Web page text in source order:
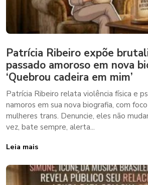
Patrícia Ribeiro expõe
passado amoroso em nova
‘Quebrou cadeira em mim’
Patrícia Ribeiro relata violência física e
namoros em sua nova biografia, com
mulheres trans. Denuncie, eles não
vez, bate sempre, alerta...
Leia mais